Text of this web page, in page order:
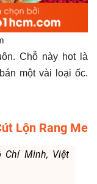
Chỗ này hot là
một vài loại ốc.
Lộn Rang Me
Chí Minh, Việt